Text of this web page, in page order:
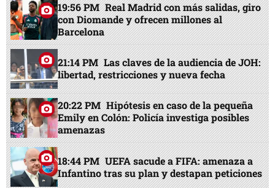
19:56 PM Real Madrid con más salidas, giro
con Diomande y ofrecen millones al
Barcelona
21:14 PM Las claves de la audiencia de JOH:
libertad, restricciones y nueva fecha
20:22 PM Hipótesis en caso de la pequeña
Emily en Colón: Policía investiga posibles
amenazas
18:44 PM UEFA sacude a FIFA: amenaza a
Infantino tras su plan y destapan peticiones